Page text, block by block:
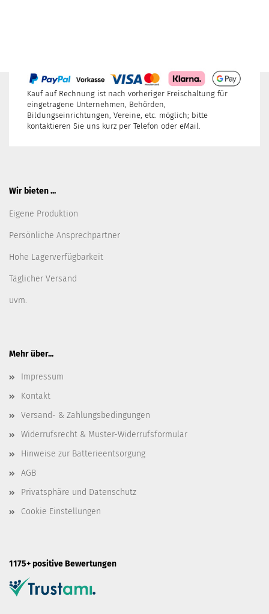
Kauf auf Rechnung ist nach vorheriger Freischaltung für
eingetragene Unternehmen, Behörden,
Bildungseinrichtungen, Vereine, etc. möglich; bitte
kontaktieren Sie uns kurz per Telefon oder eMail.
Wir bieten ...
Eigene Produktion
Persönliche Ansprechpartner
Hohe Lagerverfügbarkeit
Täglicher Versand
uvm.
Mehr über...
Impressum
Kontakt
Versand- & Zahlungsbedingungen
Widerrufsrecht & Muster-Widerrufsformular
Hinweise zur Batterieentsorgung
AGB
Privatsphäre und Datenschutz
Cookie Einstellungen
1175+ positive Bewertungen